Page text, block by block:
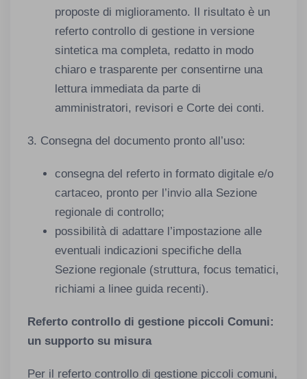
proposte di miglioramento. Il risultato è un
referto controllo di gestione in versione
sintetica ma completa, redatto in modo
chiaro e trasparente per consentirne una
lettura immediata da parte di
amministratori, revisori e Corte dei conti.
3. Consegna del documento pronto all’uso:
consegna del referto in formato digitale e/o
cartaceo, pronto per l’invio alla Sezione
regionale di controllo;
possibilità di adattare l’impostazione alle
eventuali indicazioni specifiche della
Sezione regionale (struttura, focus tematici,
richiami a linee guida recenti).
Referto controllo di gestione piccoli Comuni:
un supporto su misura
Per il referto controllo di gestione piccoli comuni,